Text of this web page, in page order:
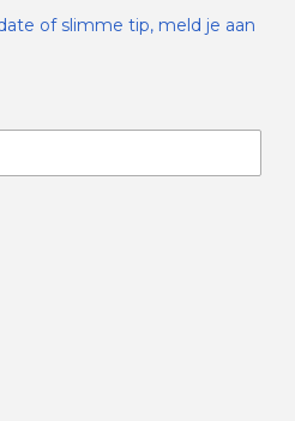
of slimme tip, meld je aan